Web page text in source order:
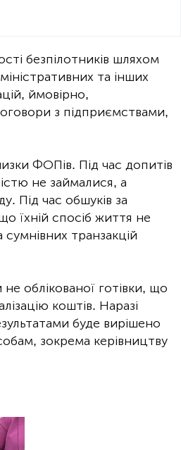
безпілотників шляхом
та інших
ймовірно,
з підприємствами,
ФОПів. Під час допитів
не займалися, а
Під час обшуків за
їхній спосіб життя не
транзакцій
облікованої готівки, що
коштів. Наразі
буде вирішено
зокрема керівництву